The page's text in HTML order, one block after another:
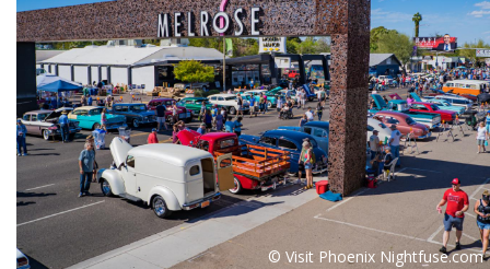
Phoenix
Dresden
© Visit Phoenix Nightfuse.com